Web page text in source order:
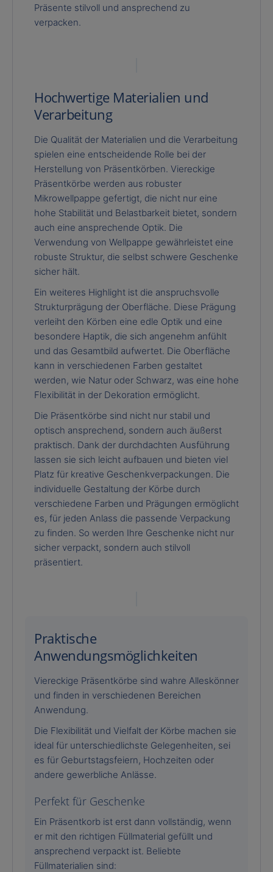
Präsente stilvoll und ansprechend zu
verpacken.
Hochwertige Materialien und
Verarbeitung
Die Qualität der Materialien und die Verarbeitung
spielen eine entscheidende Rolle bei der
Herstellung von Präsentkörben. Viereckige
Präsentkörbe werden aus robuster
Mikrowellpappe gefertigt, die nicht nur eine
hohe Stabilität und Belastbarkeit bietet, sondern
auch eine ansprechende Optik. Die
Verwendung von Wellpappe gewährleistet eine
robuste Struktur, die selbst schwere Geschenke
sicher hält.
Ein weiteres Highlight ist die anspruchsvolle
Strukturprägung der Oberfläche. Diese Prägung
verleiht den Körben eine edle Optik und eine
besondere Haptik, die sich angenehm anfühlt
und das Gesamtbild aufwertet. Die Oberfläche
kann in verschiedenen Farben gestaltet
werden, wie Natur oder Schwarz, was eine hohe
Flexibilität in der Dekoration ermöglicht.
Die Präsentkörbe sind nicht nur stabil und
optisch ansprechend, sondern auch äußerst
praktisch. Dank der durchdachten Ausführung
lassen sie sich leicht aufbauen und bieten viel
Platz für kreative Geschenkverpackungen. Die
individuelle Gestaltung der Körbe durch
verschiedene Farben und Prägungen ermöglicht
es, für jeden Anlass die passende Verpackung
zu finden. So werden Ihre Geschenke nicht nur
sicher verpackt, sondern auch stilvoll
präsentiert.
Praktische
Anwendungsmöglichkeiten
Viereckige Präsentkörbe sind wahre Alleskönner
und finden in verschiedenen Bereichen
Anwendung.
Die Flexibilität und Vielfalt der Körbe machen sie
ideal für unterschiedlichste Gelegenheiten, sei
es für Geburtstagsfeiern, Hochzeiten oder
andere gewerbliche Anlässe.
Perfekt für Geschenke
Ein Präsentkorb ist erst dann vollständig, wenn
er mit den richtigen Füllmaterial gefüllt und
ansprechend verpackt ist. Beliebte
Füllmaterialien sind: